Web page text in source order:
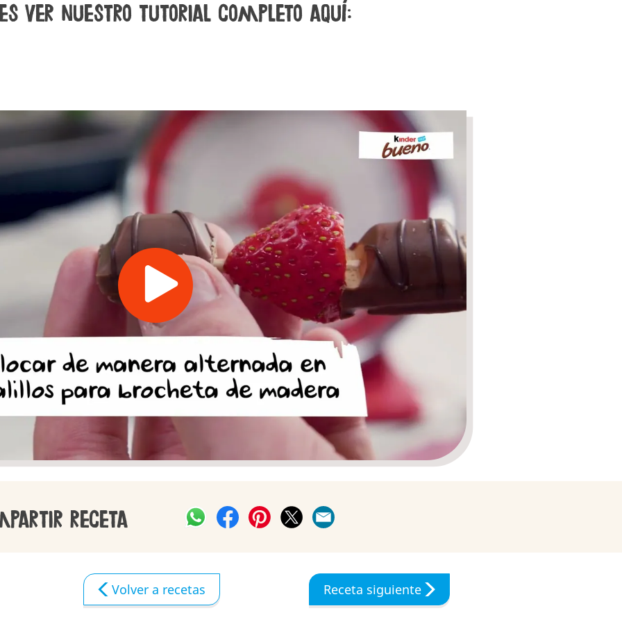
ver nuestro tutorial completo aquí:
receta
Volver a recetas Receta siguiente